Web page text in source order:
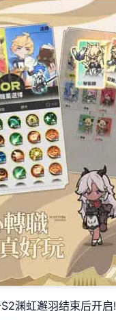
渊虹邂羽结束后开启!